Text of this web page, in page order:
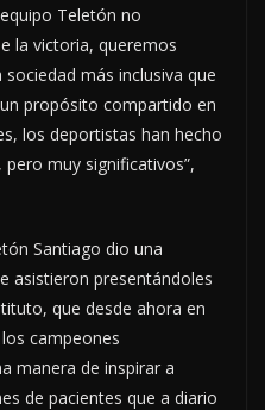
Teletón no
la victoria, queremos
más inclusiva que
propósito compartido en
los deportistas han hecho
muy significativos”,
Santiago dio una
asistieron presentándoles
que desde ahora en
campeones
manera de inspirar a
de pacientes que a diario